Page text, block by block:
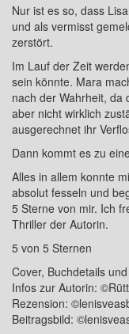
Nur ist es so, dass
und als vermisst
zerstört.
Im Lauf der Zeit
sein könnte. Mara
nach der Wahrheit, da
aber nicht wirklich
ausgerechnet ihr
Dann kommt es zu
Alles in allem konnte
absolut fesseln und
5 Sterne von mir. Ich
Thriller der Autorin.
5 von 5 Sternen
Cover, Buchdetails
Infos zur Autorin:
Rezension:
Beitragsbild: